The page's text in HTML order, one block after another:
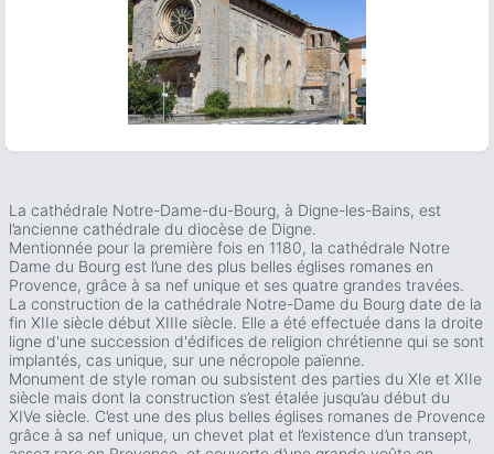
La cathédrale Notre-Dame-du-Bourg, à Digne-les-Bains, est
l’ancienne cathédrale du diocèse de Digne.
Mentionnée pour la première fois en 1180, la cathédrale Notre
Dame du Bourg est l’une des plus belles églises romanes en
Provence, grâce à sa nef unique et ses quatre grandes travées.
La construction de la cathédrale Notre-Dame du Bourg date de la
fin XIIe siècle début XIIIe siècle. Elle a été effectuée dans la droite
ligne d'une succession d'édifices de religion chrétienne qui se sont
implantés, cas unique, sur une nécropole païenne.
Monument de style roman ou subsistent des parties du XIe et XIIe
siècle mais dont la construction s’est étalée jusqu’au début du
XIVe siècle. C’est une des plus belles églises romanes de Provence
grâce à sa nef unique, un chevet plat et l’existence d’un transept,